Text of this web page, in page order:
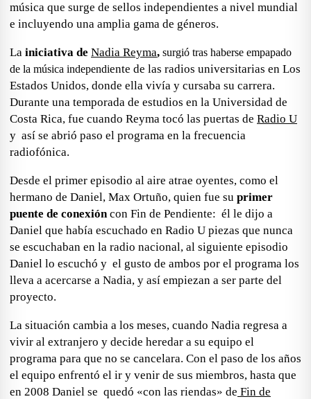
música que surge de sellos independientes a nivel mundial
e incluyendo una amplia gama de géneros.
La iniciativa de Nadia Reyma, surgió tras haberse empapado
de la música independiente de las radios universitarias en Los
Estados Unidos, donde ella vivía y cursaba su carrera.
Durante una temporada de estudios en la Universidad de
Costa Rica, fue cuando Reyma tocó las puertas de Radio U
y así se abrió paso el programa en la frecuencia
radiofónica.
Desde el primer episodio al aire atrae oyentes, como el
hermano de Daniel, Max Ortuño, quien fue su primer
puente de conexióncon Fin de Pendiente: él le dijo a
Daniel que había escuchado en Radio U piezas que nunca
se escuchaban en la radio nacional, al siguiente episodio
Daniel lo escuchó y el gusto de ambos por el programa los
lleva a acercarse a Nadia, y así empiezan a ser parte del
proyecto.
La situación cambia a los meses, cuando Nadia regresa a
vivir al extranjero y decide heredar a su equipo el
programa para que no se cancelara. Con el paso de los años
el equipo enfrentó el ir y venir de sus miembros, hasta que
en 2008 Daniel se quedó «con las riendas» de Fin de